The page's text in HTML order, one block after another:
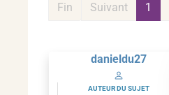
1
Suivant
Fin
danieldu27
AUTEUR DU SUJET